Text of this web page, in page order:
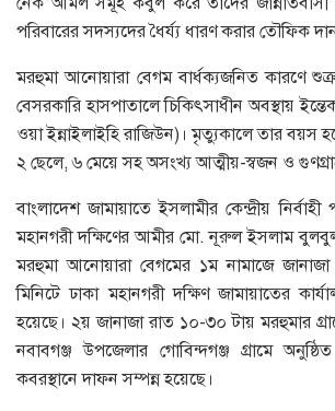
পরিবারের সদস্যদের ধৈর্য্য ধারণ করার তৌফিক
মরহুমা আনোয়ারা বেগম বার্ধক্যজনিত কারণে
বেসরকারি হাসপাতালে চিকিৎসাধীন অবস্থায়
ওয়া ইন্নাইলাইহি রাজিউন)। মৃত্যুকালে তার বয়স
২ ছেলে, ৬ মেয়ে সহ অসংখ্য আত্মীয়-স্বজন ও
বাংলাদেশ জামায়াতে ইসলামীর কেন্দ্রীয়
মহানগরী দক্ষিণের আমীর মো. নূরুল ইসলাম
মরহুমা আনোয়ারা বেগমের ১ম নামাজে
মিনিটে ঢাকা মহানগরী দক্ষিণ জামায়াতের
হয়েছে। ২য় জানাজা রাত ১০-৩০ টায় মরহুমার
নবাবগঞ্জ উপজেলার গোবিন্দগঞ্জ গ্রামে
কবরস্থানে দাফন সম্পন্ন হয়েছে।